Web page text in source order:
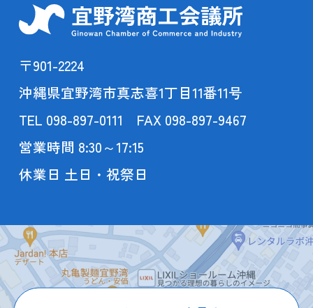
〒901-2224
沖縄県宜野湾市真志喜1丁目11番11号
TEL 098-897-0111 FAX 098-897-9467
営業時間 8:30～17:15
休業日 土日・祝祭日